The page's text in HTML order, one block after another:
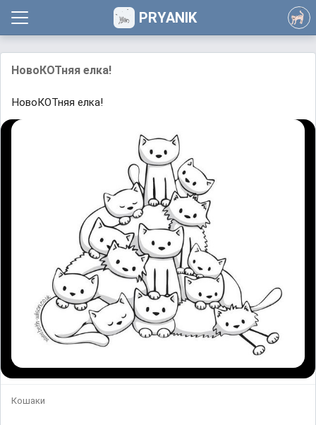
PRYANIK
НовоКОТняя елка!
НовоКОТняя елка!
Кошаки